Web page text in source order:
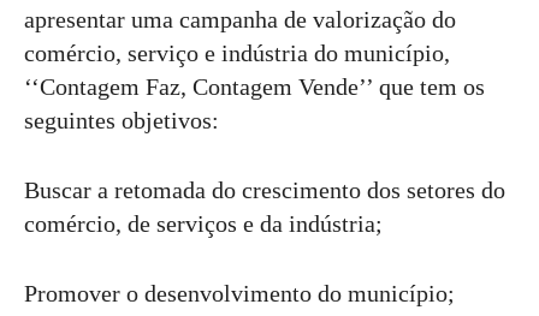
apresentar uma campanha de valorização do
comércio, serviço e indústria do município,
‘‘Contagem Faz, Contagem Vende’’ que tem os
seguintes objetivos:
Buscar a retomada do crescimento dos setores do
comércio, de serviços e da indústria;
Promover o desenvolvimento do município;